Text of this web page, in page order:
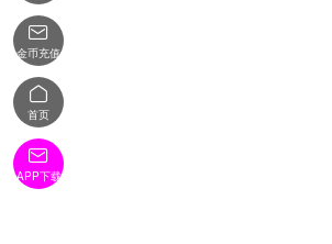

金币充值

首页

APP下载